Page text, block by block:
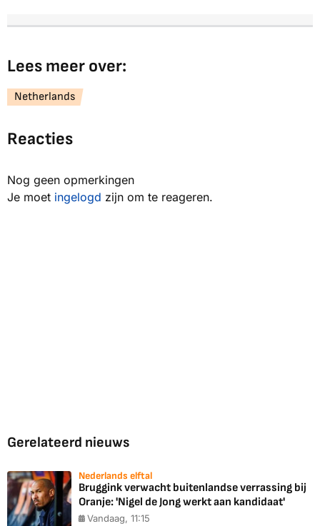
Lees meer over:
Netherlands
Reacties
Nog geen opmerkingen
Je moet ingelogd zijn om te reageren.
Gerelateerd nieuws
Nederlands elftal
Bruggink verwacht buitenlandse verrassing bij
Oranje: 'Nigel de Jong werkt aan kandidaat'
Vandaag, 11:15